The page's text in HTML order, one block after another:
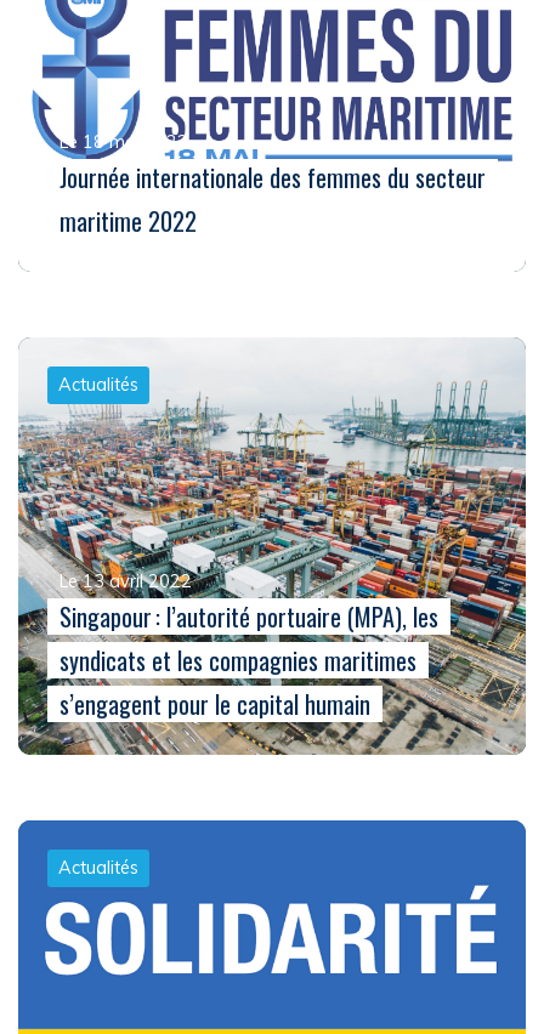
Le 18 mai 2022
Journée internationale des femmes du secteur
maritime 2022
Actualités
Le 13 avril 2022
Singapour : l’autorité portuaire (MPA), les
syndicats et les compagnies maritimes
s’engagent pour le capital humain
Actualités